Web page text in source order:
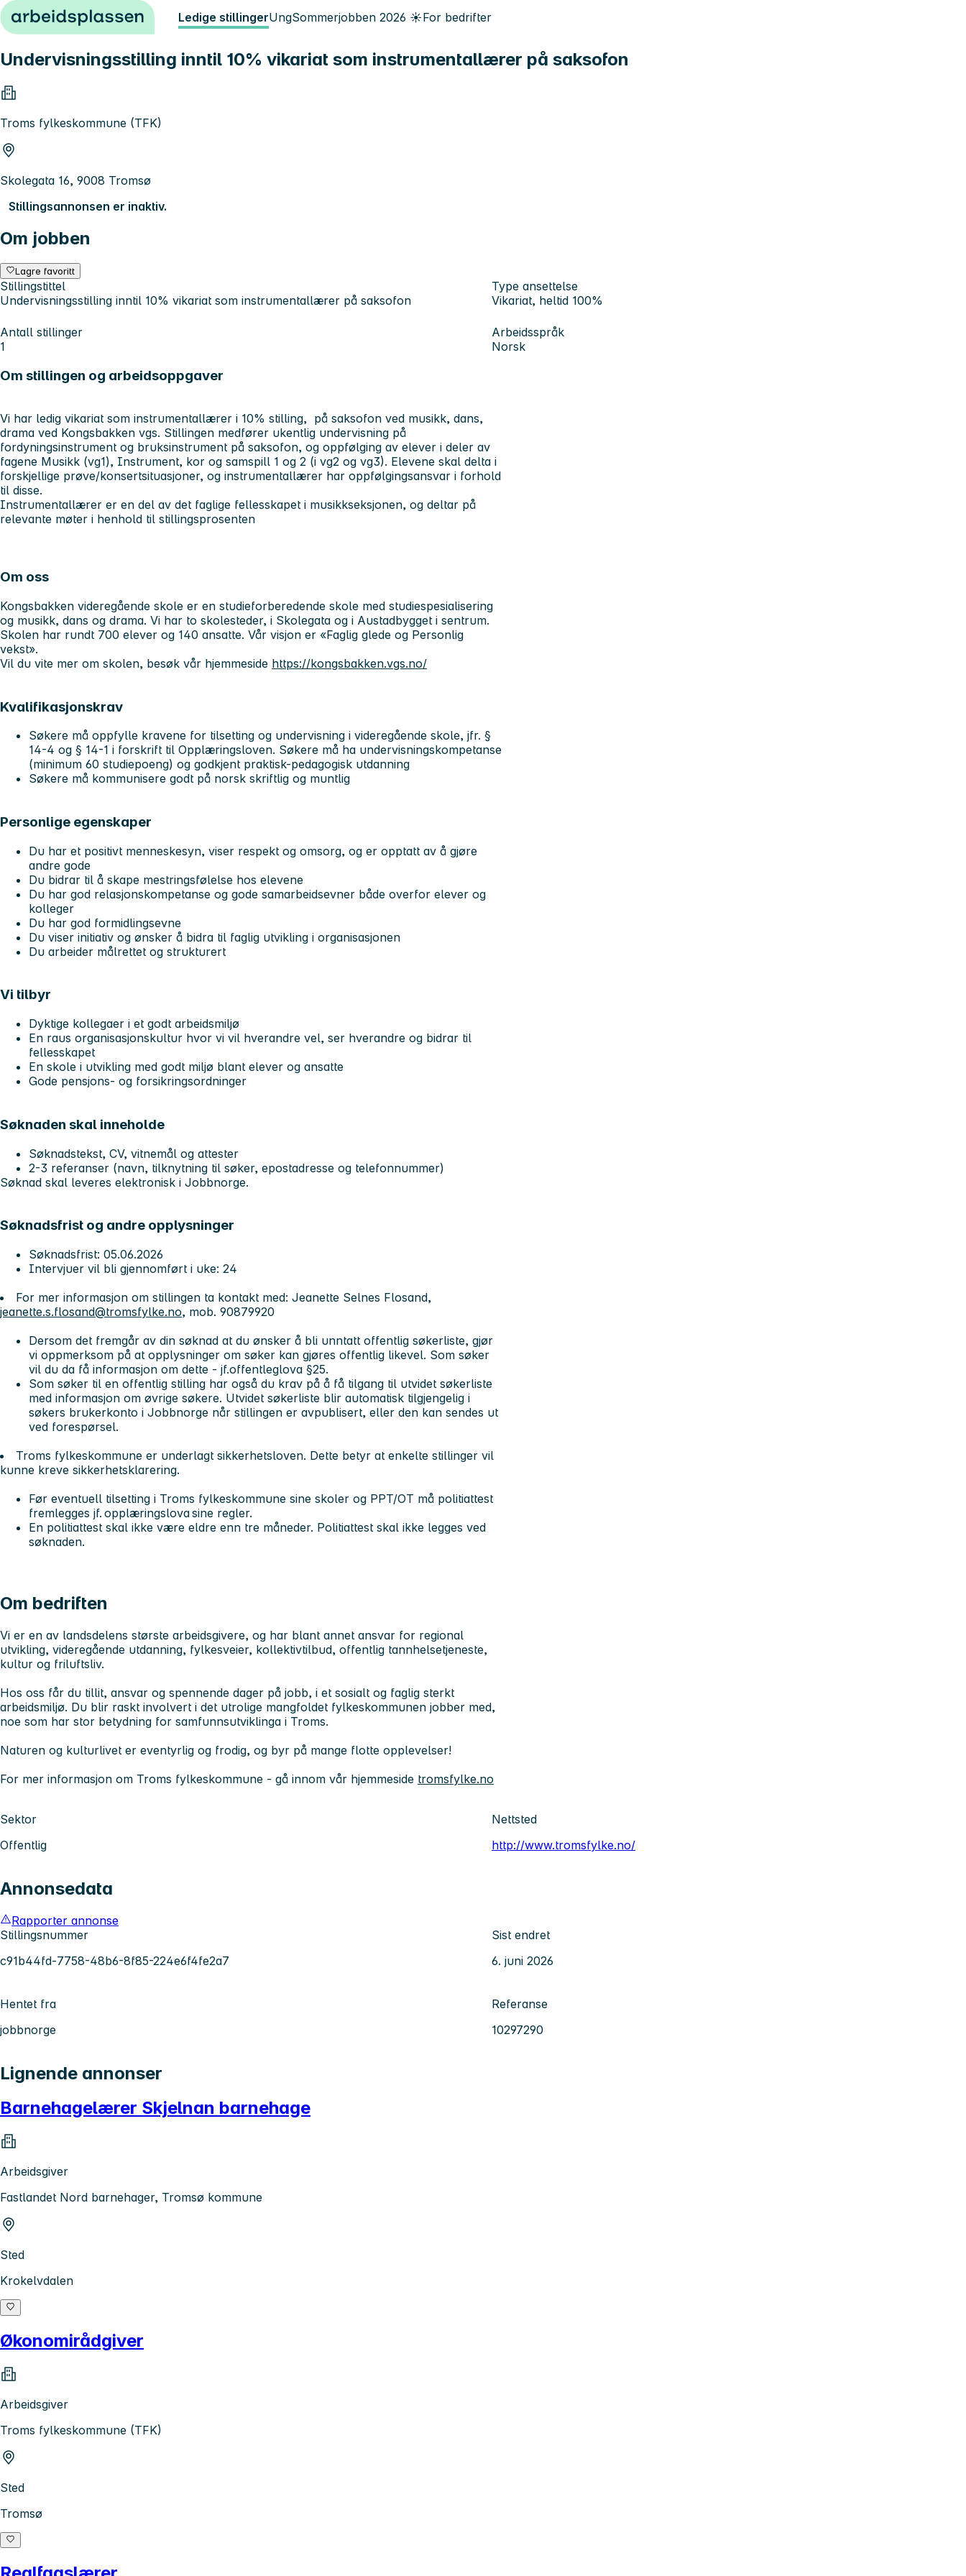
Hopp til innhold Ledige stillingerUngSommerjobben 2026 ☀️For bedrifter
Undervisningsstilling inntil 10% vikariat som instrumentallærer på saksofon
Troms fylkeskommune (TFK)
Skolegata 16, 9008 Tromsø
Stillingsannonsen er inaktiv.
Om jobben
Lagre favoritt
Stillingstittel
Undervisningsstilling inntil 10% vikariat som instrumentallærer på saksofon
Type ansettelse
Vikariat, heltid 100%
Antall stillinger
1
Arbeidsspråk
Norsk
Om stillingen og arbeidsoppgaver
Vi har ledig vikariat som instrumentallærer i 10% stilling, på saksofon ved musikk, dans,
drama ved Kongsbakken vgs. Stillingen medfører ukentlig undervisning på
fordyningsinstrument og bruksinstrument på saksofon, og oppfølging av elever i deler av
fagene Musikk (vg1), Instrument, kor og samspill 1 og 2 (i vg2 og vg3). Elevene skal delta i
forskjellige prøve/konsertsituasjoner, og instrumentallærer har oppfølgingsansvar i forhold
til disse.
Instrumentallærer er en del av det faglige fellesskapet i musikkseksjonen, og deltar på
relevante møter i henhold til stillingsprosenten
Om oss
Kongsbakken videregående skole er en studieforberedende skole med studiespesialisering
og musikk, dans og drama. Vi har to skolesteder, i Skolegata og i Austadbygget i sentrum.
Skolen har rundt 700 elever og 140 ansatte. Vår visjon er «Faglig glede og Personlig
vekst».
Vil du vite mer om skolen, besøk vår hjemmeside https://kongsbakken.vgs.no/
Kvalifikasjonskrav
Søkere må oppfylle kravene for tilsetting og undervisning i videregående skole, jfr. §
14-4 og § 14-1 i forskrift til Opplæringsloven. Søkere må ha undervisningskompetanse
(minimum 60 studiepoeng) og godkjent praktisk-pedagogisk utdanning
Søkere må kommunisere godt på norsk skriftlig og muntlig
Personlige egenskaper
Du har et positivt menneskesyn, viser respekt og omsorg, og er opptatt av å gjøre
andre gode
Du bidrar til å skape mestringsfølelse hos elevene
Du har god relasjonskompetanse og gode samarbeidsevner både overfor elever og
kolleger
Du har god formidlingsevne
Du viser initiativ og ønsker å bidra til faglig utvikling i organisasjonen
Du arbeider målrettet og strukturert
Vi tilbyr
Dyktige kollegaer i et godt arbeidsmiljø
En raus organisasjonskultur hvor vi vil hverandre vel, ser hverandre og bidrar til
fellesskapet
En skole i utvikling med godt miljø blant elever og ansatte
Gode pensjons- og forsikringsordninger
Søknaden skal inneholde
Søknadstekst, CV, vitnemål og attester
2-3 referanser (navn, tilknytning til søker, epostadresse og telefonnummer)
Søknad skal leveres elektronisk i Jobbnorge.
Søknadsfrist og andre opplysninger
Søknadsfrist: 05.06.2026
Intervjuer vil bli gjennomført i uke: 24
For mer informasjon om stillingen ta kontakt med: Jeanette Selnes Flosand,
jeanette.s.flosand@tromsfylke.no, mob. 90879920
Dersom det fremgår av din søknad at du ønsker å bli unntatt offentlig søkerliste, gjør
vi oppmerksom på at opplysninger om søker kan gjøres offentlig likevel. Som søker
vil du da få informasjon om dette - jf.offentleglova §25.
Som søker til en offentlig stilling har også du krav på å få tilgang til utvidet søkerliste
med informasjon om øvrige søkere. Utvidet søkerliste blir automatisk tilgjengelig i
søkers brukerkonto i Jobbnorge når stillingen er avpublisert, eller den kan sendes ut
ved forespørsel.
Troms fylkeskommune er underlagt sikkerhetsloven. Dette betyr at enkelte stillinger vil
kunne kreve sikkerhetsklarering.
Før eventuell tilsetting i Troms fylkeskommune sine skoler og PPT/OT må politiattest
fremlegges jf. opplæringslova sine regler.
En politiattest skal ikke være eldre enn tre måneder. Politiattest skal ikke legges ved
søknaden.
Om bedriften
Vi er en av landsdelens største arbeidsgivere, og har blant annet ansvar for regional
utvikling, videregående utdanning, fylkesveier, kollektivtilbud, offentlig tannhelsetjeneste,
kultur og friluftsliv.
Hos oss får du tillit, ansvar og spennende dager på jobb, i et sosialt og faglig sterkt
arbeidsmiljø. Du blir raskt involvert i det utrolige mangfoldet fylkeskommunen jobber med,
noe som har stor betydning for samfunnsutviklinga i Troms.
Naturen og kulturlivet er eventyrlig og frodig, og byr på mange flotte opplevelser!
For mer informasjon om Troms fylkeskommune - gå innom vår hjemmeside tromsfylke.no
Sektor
Offentlig
Nettsted
http://www.tromsfylke.no/
Annonsedata
Rapporter annonse
Stillingsnummer
c91b44fd-7758-48b6-8f85-224e6f4fe2a7
Sist endret
6. juni 2026
Hentet fra
jobbnorge
Referanse
10297290
Lignende annonser
Barnehagelærer Skjelnan barnehage
Arbeidsgiver
Fastlandet Nord barnehager, Tromsø kommune
Sted
Krokelvdalen
Økonomirådgiver
Arbeidsgiver
Troms fylkeskommune (TFK)
Sted
Tromsø